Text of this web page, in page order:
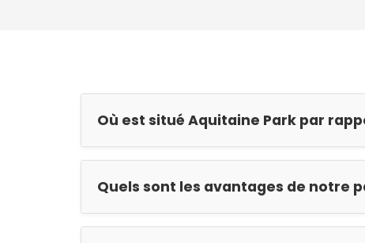
Où est situé Aquitaine Park par
Quels sont les avantages de notre